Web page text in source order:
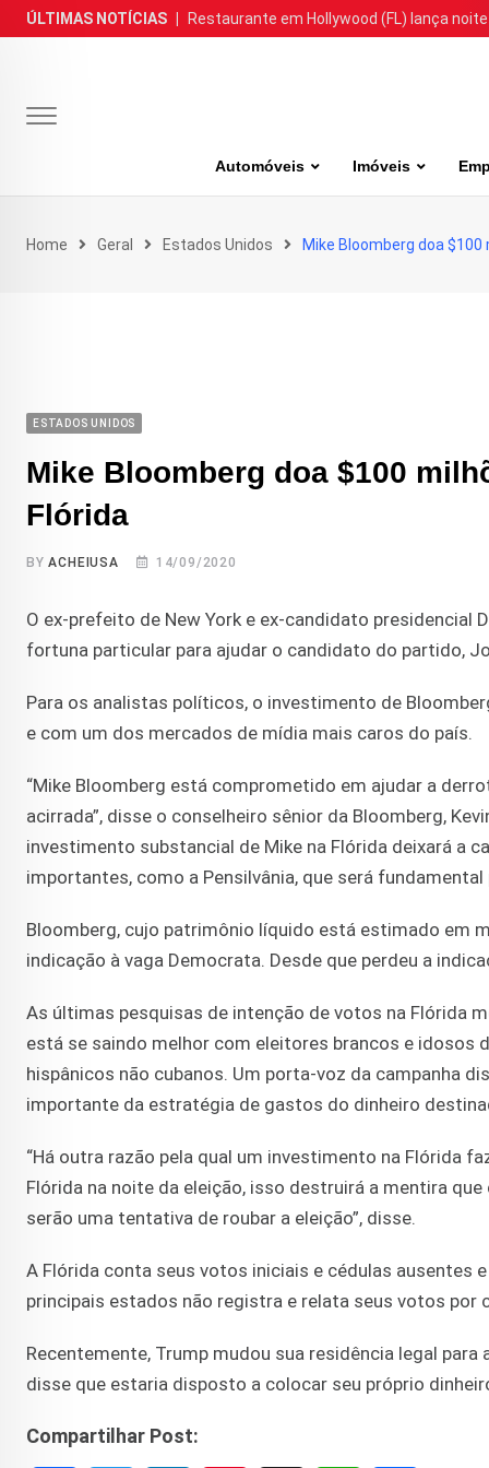
Skip
to
ÚLTIMAS NOTÍCIAS Restaurante em Hollywood (FL) lança
Automóveis Imóveis
Home Geral Estados Unidos Mike Bloomberg doa
ESTADOS UNIDOS
Mike Bloomberg doa $100
Flórida
BYACHEIUSA 14/09/2020
O ex-prefeito de New York e ex-candidato presidencial
fortuna particular para ajudar o candidato do partido,
Para os analistas políticos, o investimento de
e com um dos mercados de mídia mais caros do país.
“Mike Bloomberg está comprometido em ajudar a
acirrada”, disse o conselheiro sênior da Bloomberg,
investimento substancial de Mike na Flórida deixará a
importantes, como a Pensilvânia, que será fundamental
Bloomberg, cujo patrimônio líquido está estimado em
indicação à vaga Democrata. Desde que perdeu a
As últimas pesquisas de intenção de votos na Flórida
está se saindo melhor com eleitores brancos e idosos
hispânicos não cubanos. Um porta-voz da campanha
importante da estratégia de gastos do dinheiro
“Há outra razão pela qual um investimento na Flórida
Flórida na noite da eleição, isso destruirá a mentira
serão uma tentativa de roubar a eleição”, disse.
A Flórida conta seus votos iniciais e cédulas ausentes
principais estados não registra e relata seus votos por
Recentemente, Trump mudou sua residência legal
disse que estaria disposto a colocar seu próprio
Compartilhar Post: